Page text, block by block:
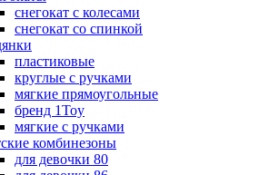
снегокат с колесами
снегокат со спинкой
пластиковые
круглые с ручками
мягкие прямоугольные
бренд 1Toy
мягкие с ручками
комбинезоны
для девочки 80